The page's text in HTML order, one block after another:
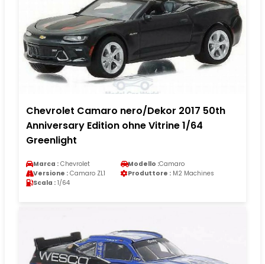
Chevrolet Camaro nero/Dekor 2017 50th
Anniversary Edition ohne Vitrine 1/64
Greenlight
Marca : Chevrolet Modello :Camaro
Versione : Camaro ZL1 Produttore : M2 Machines
Scala : 1/64